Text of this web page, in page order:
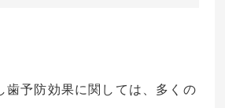
歯予防効果に関しては、多くの